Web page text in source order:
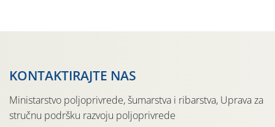
KONTAKTIRAJTE NAS
Ministarstvo poljoprivrede, šumarstva i ribarstva, Uprava za
stručnu podršku razvoju poljoprivrede